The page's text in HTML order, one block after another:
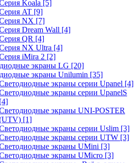
Koala [5]
AT [9]
NX [7]
Dream Wall [4]
QR [4]
NX Ultra [4]
iMira 2 [2]
экраны LG [20]
экраны Unilumin [35]
экраны серии Upanel [4]
экраны серии UpanelS
[4]
экраны UNI-POSTER
[1]
экраны серии Uslim [3]
экраны серии UTW [3]
экраны UMini [3]
экраны UMicro [3]